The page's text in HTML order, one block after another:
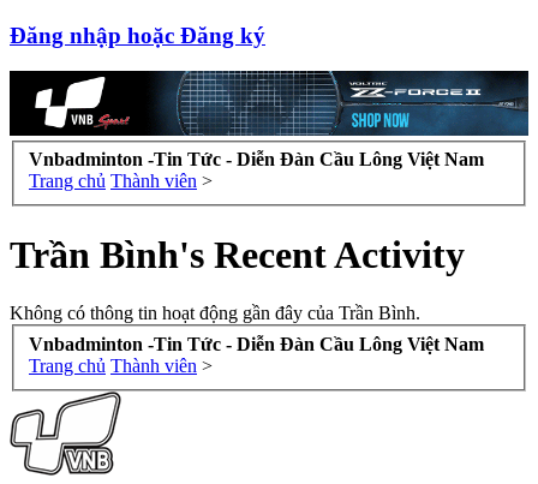
Đăng nhập hoặc Đăng ký
Vnbadminton -Tin Tức - Diễn Đàn Cầu Lông Việt Nam
Trang chủ Thành viên >
Trần Bình's Recent Activity
Không có thông tin hoạt động gần đây của Trần Bình.
Vnbadminton -Tin Tức - Diễn Đàn Cầu Lông Việt Nam
Trang chủ Thành viên >